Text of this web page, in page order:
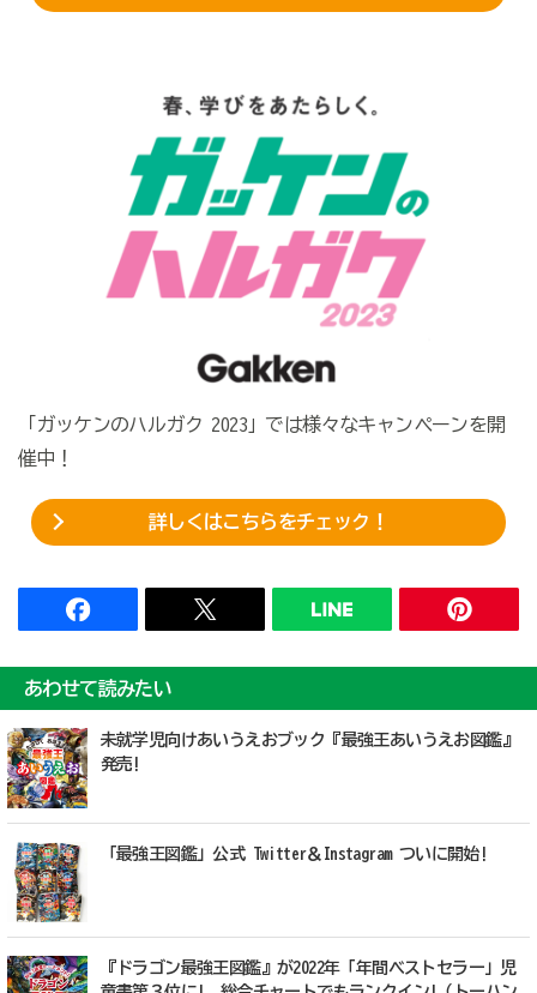
「ガッケンのハルガク 2023」では様々なキャンペーンを開
催中！
詳しくはこちらをチェック！
あわせて読みたい
未就学児向けあいうえおブック『最強王あいうえお図鑑』
発売!
「最強王図鑑」公式 Twitter＆Instagram ついに開始!
『ドラゴン最強王図鑑』が2022年「年間ベストセラー」児